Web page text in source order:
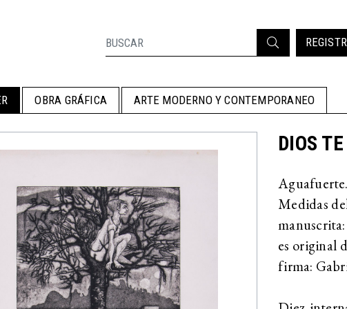
OBRA GRÁFICA ARTE MODERNO Y CONTEMPORANEO
DIOS
Medidas
es original
firma: